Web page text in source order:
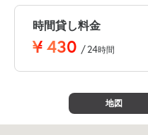
時間貸し料金
¥430 /24時間
地図